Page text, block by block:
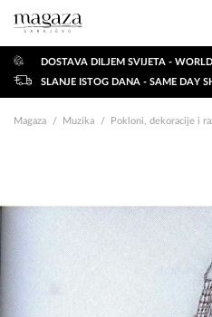
DOSTAVA DILJEM SVIJETA -
SLANJE ISTOG DANA - SAME DAY
Magaza Muzika Pokloni, dekoracije i